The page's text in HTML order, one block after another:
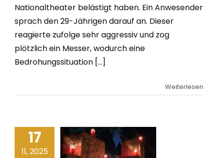
Nationaltheater belästigt haben. Ein Anwesender
sprach den 29-Jährigen darauf an. Dieser
reagierte zufolge sehr aggressiv und zog
plötzlich ein Messer, wodurch eine
Bedrohungssituation [...]
Weiterlesen
17
11, 2025